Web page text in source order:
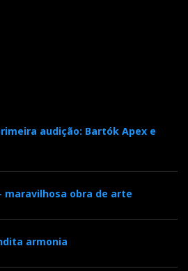
audição: Bartók Apex e
maravilhosa obra de arte
armonia